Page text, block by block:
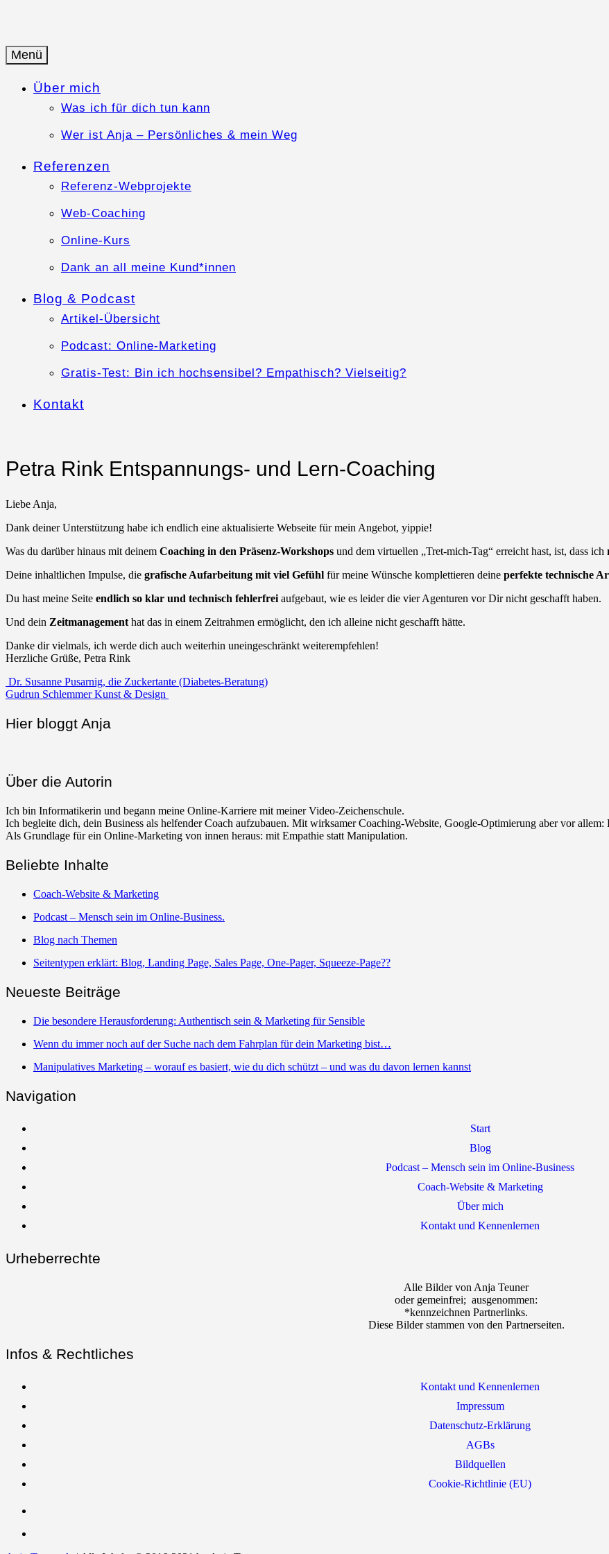
Anja-Teuner.de
Web-Business mit Herz
Menü
Über mich
Was ich für dich tun kann
Wer ist Anja – Persönliches & mein Weg
Referenzen
Referenz-Webprojekte
Web-Coaching
Online-Kurs
Dank an all meine Kund*innen
Blog & Podcast
Artikel-Übersicht
Podcast: Online-Marketing
Gratis-Test: Bin ich hochsensibel? Empathisch? Vielseitig?
Kontakt
Petra Rink Entspannungs- und Lern-Coaching
Liebe Anja,
Dank deiner Unterstützung habe ich endlich eine aktualisierte Webseite für mein Angebot, yippie!
Was du darüber hinaus mit deinem Coaching in den Präsenz-Workshops und dem virtuellen „Tret-mich-Tag“ erreicht hast, ist, dass ich
Deine inhaltlichen Impulse, die grafische Aufarbeitung mit viel Gefühl für meine Wünsche komplettieren deine perfekte technische
Du hast meine Seite endlich so klar und technisch fehlerfrei aufgebaut, wie es leider die vier Agenturen vor Dir nicht geschafft haben.
Und dein Zeitmanagement hat das in einem Zeitrahmen ermöglicht, den ich alleine nicht geschafft hätte.
Danke dir vielmals, ich werde dich auch weiterhin uneingeschränkt weiterempfehlen!
Herzliche Grüße, Petra Rink
Beitrags-
Dr. Susanne Pusarnig, die Zuckertante (Diabetes-Beratung)
Gudrun Schlemmer Kunst & Design
Hier bloggt Anja
Über die Autorin
Ich bin Informatikerin und begann meine Online-Karriere mit meiner Video-Zeichenschule.
Ich begleite dich, dein Business als helfender Coach aufzubauen. Mit wirksamer Coaching-Website, Google-Optimierung aber vor allem:
Als Grundlage für ein Online-Marketing von innen heraus: mit Empathie statt Manipulation.
Beliebte Inhalte
Coach-Website & Marketing
Podcast – Mensch sein im Online-Business.
Blog nach Themen
Seitentypen erklärt: Blog, Landing Page, Sales Page, One-Pager, Squeeze-Page??
Neueste Beiträge
Die besondere Herausforderung: Authentisch sein & Marketing für Sensible
Wenn du immer noch auf der Suche nach dem Fahrplan für dein Marketing bist…
Manipulatives Marketing – worauf es basiert, wie du dich schützt – und was du davon lernen kannst
Navigation
Start
Blog
Podcast – Mensch sein im Online-Business
Coach-Website & Marketing
Über mich
Kontakt und Kennenlernen
Urheberrechte
Alle Bilder von Anja Teuner
oder gemeinfrei; ausgenommen:
*kennzeichnen Partnerlinks.
Diese Bilder stammen von den Partnerseiten.
Infos & Rechtliches
Kontakt und Kennenlernen
Impressum
Datenschutz-Erklärung
AGBs
Bildquellen
Cookie-Richtlinie (EU)